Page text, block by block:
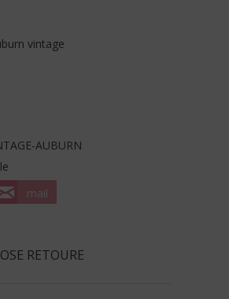
vintage
AUBURN
mail
RETOURE